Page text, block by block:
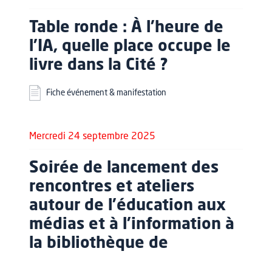
Table ronde : À l'heure de
l'IA, quelle place occupe le
livre dans la Cité ?
Fiche événement & manifestation
Mercredi 24 septembre 2025
Soirée de lancement des
rencontres et ateliers
autour de l’éducation aux
médias et à l’information à
la bibliothèque de